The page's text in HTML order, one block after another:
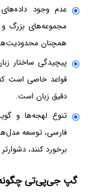
عدم وجود
مجموعه‌های بزرگ
همچنان
پیچیدگی ساختار
قواعد خاصی است که
دقیق زبان است.
تنوع لهجه‌ها و
فارسی، توسعه
برخورد کنند،
گپ جی‌پی‌تی چگونه